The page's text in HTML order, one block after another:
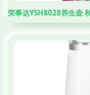
荣事达YSH8028养生壶